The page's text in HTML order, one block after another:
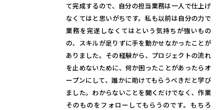
て完成するので、自分の担当業務は一人で仕上げ
なくてはと思いがちです。私も以前は自分の力で
業務を完遂しなくてはという気持ちが強いもの
の、スキルが足りずに手を動かせなかったことが
ありました。その経験から、プロジェクトの流れ
を止めないために、何か困ったことがあったらオ
ープンにして、誰かに助けてもらうべきだと学び
ました。わからないことを聞くだけでなく、作業
そのものをフォローしてもらうのです。もちろ